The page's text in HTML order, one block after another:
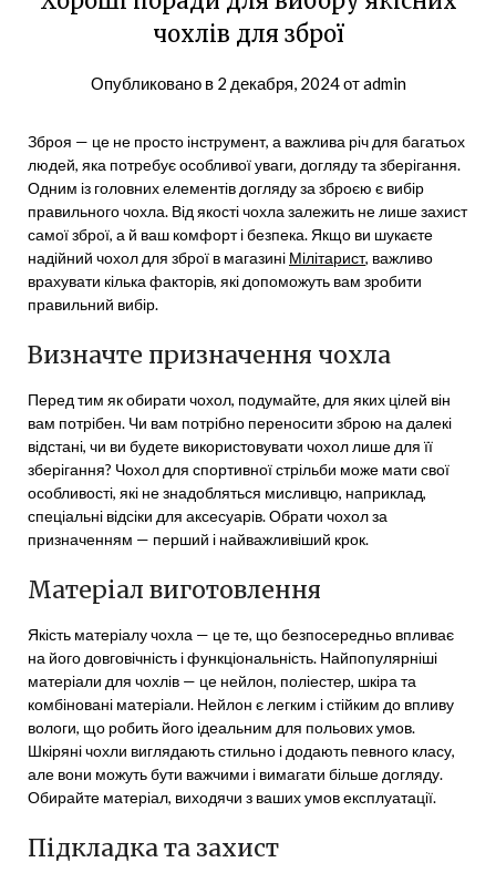
чохлів для зброї
Опубликовано в 2 декабря, 2024отadmin
Зброя — це не просто інструмент, а важлива річ для багатьох
людей, яка потребує особливої уваги, догляду та зберігання.
Одним із головних елементів догляду за зброєю є вибір
правильного чохла. Від якості чохла залежить не лише захист
самої зброї, а й ваш комфорт і безпека. Якщо ви шукаєте
надійний чохол для зброї в магазині Мілітарист, важливо
врахувати кілька факторів, які допоможуть вам зробити
правильний вибір.
Визначте призначення чохла
Перед тим як обирати чохол, подумайте, для яких цілей він
вам потрібен. Чи вам потрібно переносити зброю на далекі
відстані, чи ви будете використовувати чохол лише для її
зберігання? Чохол для спортивної стрільби може мати свої
особливості, які не знадобляться мисливцю, наприклад,
спеціальні відсіки для аксесуарів. Обрати чохол за
призначенням — перший і найважливіший крок.
Матеріал виготовлення
Якість матеріалу чохла — це те, що безпосередньо впливає
на його довговічність і функціональність. Найпопулярніші
матеріали для чохлів — це нейлон, поліестер, шкіра та
комбіновані матеріали. Нейлон є легким і стійким до впливу
вологи, що робить його ідеальним для польових умов.
Шкіряні чохли виглядають стильно і додають певного класу,
але вони можуть бути важчими і вимагати більше догляду.
Обирайте матеріал, виходячи з ваших умов експлуатації.
Підкладка та захист